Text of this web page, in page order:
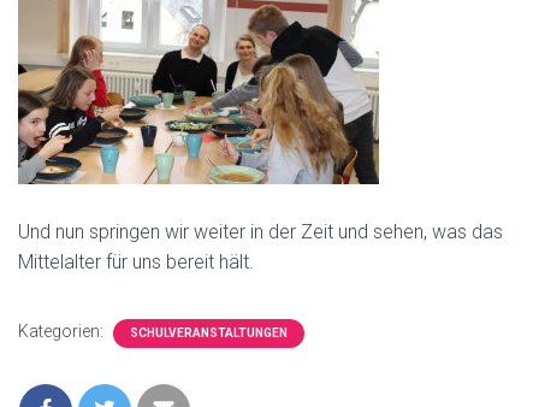
Und nun springen wir weiter in der Zeit und sehen, was das
Mittelalter für uns bereit hält.
Kategorien: SCHULVERANSTALTUNGEN